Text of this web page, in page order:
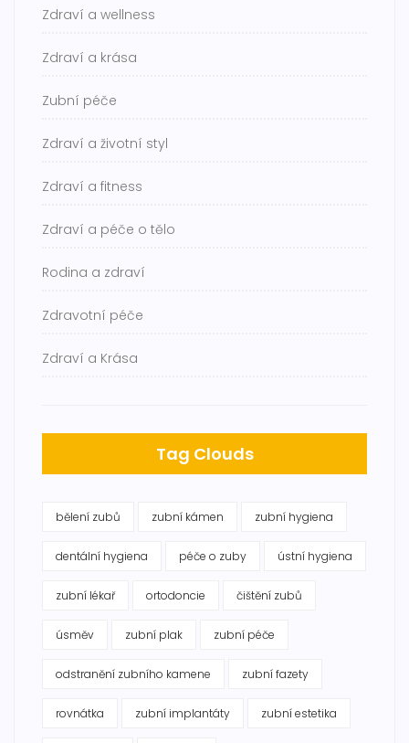
Zdraví a wellness
Zdraví a krása
Zubní péče
Zdraví a životní styl
Zdraví a fitness
Zdraví a péče o tělo
Rodina a zdraví
Zdravotní péče
Zdraví a Krása
Tag Clouds
bělení zubů zubní kámen zubní hygiena
dentální hygiena péče o zuby ústní hygiena
zubní lékař ortodoncie čištění zubů
úsměv zubní plak zubní péče
odstranění zubního kamene zubní fazety
rovnátka zubní implantáty zubní estetika